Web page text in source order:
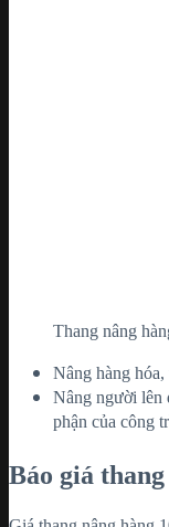
Thang nâng
Nâng hàng
Nâng người lên
phận của công
Báo giá